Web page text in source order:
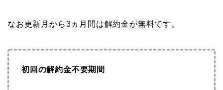
なお更新月から3ヵ月間は解約金が無料です。
初回の解約金不要期間